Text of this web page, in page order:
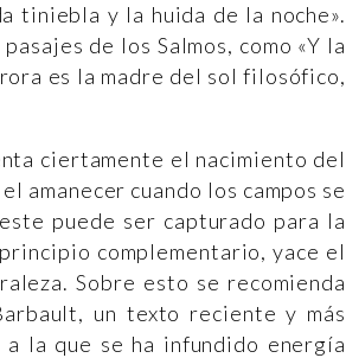
tiniebla y la huida de la noche».
de los Salmos, como «Y la
es la madre del sol filosófico,
ciertamente el nacimiento del
amanecer cuando los campos se
puede ser capturado para la
complementario, yace el
Sobre esto se recomienda
un texto reciente y más
la que se ha infundido energía